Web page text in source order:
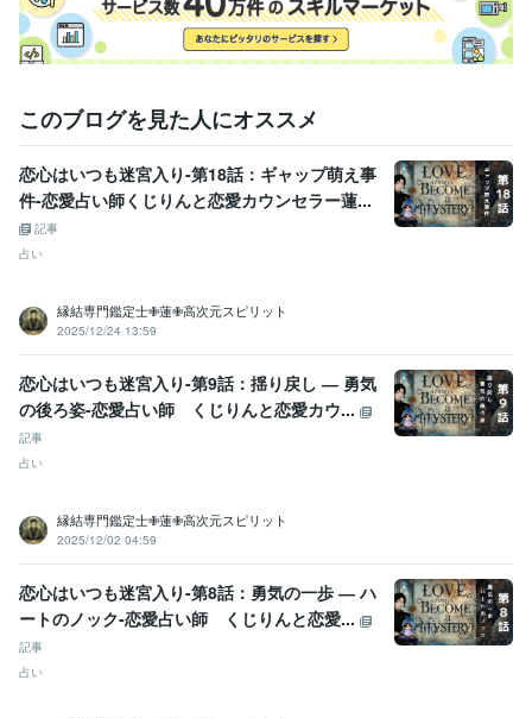
このブログを見た人にオススメ
恋心はいつも迷宮入り-第18話：ギャップ萌え事
件-恋愛占い師くじりんと恋愛カウンセラー蓮...
記事
占い
縁結専門鑑定士✙蓮✙高次元スピリット
2025/12/24 13:59
恋心はいつも迷宮入り-第9話：揺り戻し ― 勇気
の後ろ姿-恋愛占い師 くじりんと恋愛カウ...
記事
占い
縁結専門鑑定士✙蓮✙高次元スピリット
2025/12/02 04:59
恋心はいつも迷宮入り-第8話：勇気の一歩 ― ハ
ートのノック-恋愛占い師 くじりんと恋愛...
記事
占い